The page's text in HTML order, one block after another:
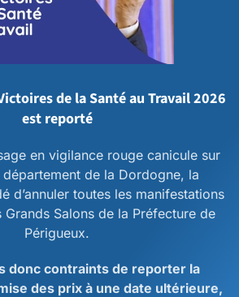
de la Santé au Travail 2026
est reporté
en vigilance rouge canicule sur
département de la Dordogne, la
d’annuler toutes les manifestations
Grands Salons de la Préfecture de
Périgueux.
donc contraints de reporter la
des prix à une date ultérieure,